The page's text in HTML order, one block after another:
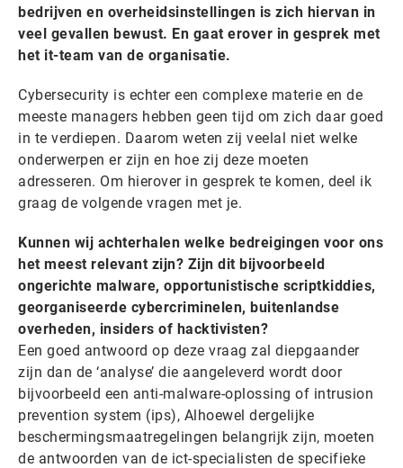
bedrijven en overheidsinstellingen is zich hiervan in
veel gevallen bewust. En gaat erover in gesprek met
het it-team van de organisatie.
Cybersecurity is echter een complexe materie en de
meeste managers hebben geen tijd om zich daar goed
in te verdiepen. Daarom weten zij veelal niet welke
onderwerpen er zijn en hoe zij deze moeten
adresseren. Om hierover in gesprek te komen, deel ik
graag de volgende vragen met je.
Kunnen wij achterhalen welke bedreigingen voor ons
het meest relevant zijn? Zijn dit bijvoorbeeld
ongerichte malware, opportunistische scriptkiddies,
georganiseerde cybercriminelen, buitenlandse
overheden, insiders of hacktivisten?
Een goed antwoord op deze vraag zal diepgaander
zijn dan de ‘analyse’ die aangeleverd wordt door
bijvoorbeeld een anti-malware-oplossing of intrusion
prevention system (ips), Alhoewel dergelijke
beschermingsmaatregelingen belangrijk zijn, moeten
de antwoorden van de ict-specialisten de specifieke